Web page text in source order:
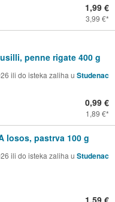
1,99 €
3,99 €
penne rigate 400 g
ili do isteka zaliha u Studenac
0,99 €
1,89 €
losos, pastrva 100 g
ili do isteka zaliha u Studenac
1,59 €